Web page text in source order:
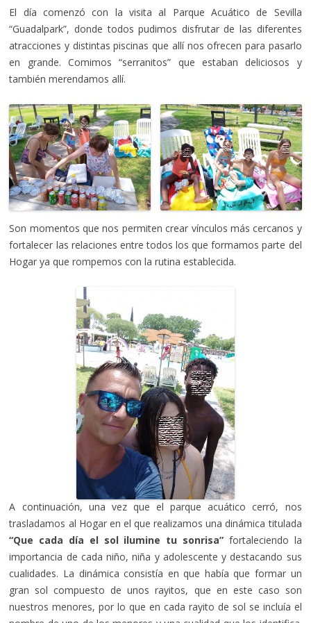
El día comenzó con la visita al Parque Acuático de Sevilla
“Guadalpark”, donde todos pudimos disfrutar de las diferentes
atracciones y distintas piscinas que allí nos ofrecen para pasarlo
en grande. Comimos “serranitos” que estaban deliciosos y
también merendamos allí.
Son momentos que nos permiten crear vínculos más cercanos y
fortalecer las relaciones entre todos los que formamos parte del
Hogar ya que rompemos con la rutina establecida.
A continuación, una vez que el parque acuático cerró, nos
trasladamos al Hogar en el que realizamos una dinámica titulada
“Que cada día el sol ilumine tu sonrisa”fortaleciendo la
importancia de cada niño, niña y adolescente y destacando sus
cualidades. La dinámica consistía en que había que formar un
gran sol compuesto de unos rayitos, que en este caso son
nuestros menores, por lo que en cada rayito de sol se incluía el